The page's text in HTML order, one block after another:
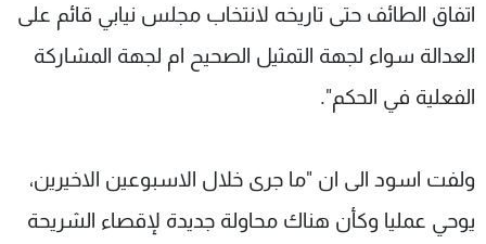
اتفاق الطائف حتى تاريخه لانتخاب مجلس نيابي قائم على
العدالة سواء لجهة التمثيل الصحيح ام لجهة المشاركة
الفعلية في الحكم".
ولفت اسود الى ان "ما جرى خلال الاسبوعين الاخيرين،
يوحي عمليا وكأن هناك محاولة جديدة لإقصاء الشريحة